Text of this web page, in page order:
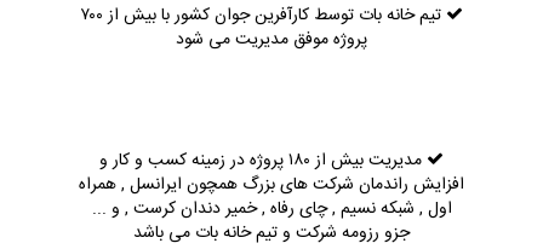
تیم خانه بات توسط کارآفرین جوان کشور با بیش از ۷۰۰
پروژه موفق مدیریت می شود
مدیریت بیش از ۱۸۰ پروژه در زمینه کسب و کار و
افزایش راندمان شرکت های بزرگ همچون ایرانسل , همراه
اول , شبکه نسیم , چای رفاه , خمیر دندان کرست , و ...
جزو رزومه شرکت و تیم خانه بات می باشد